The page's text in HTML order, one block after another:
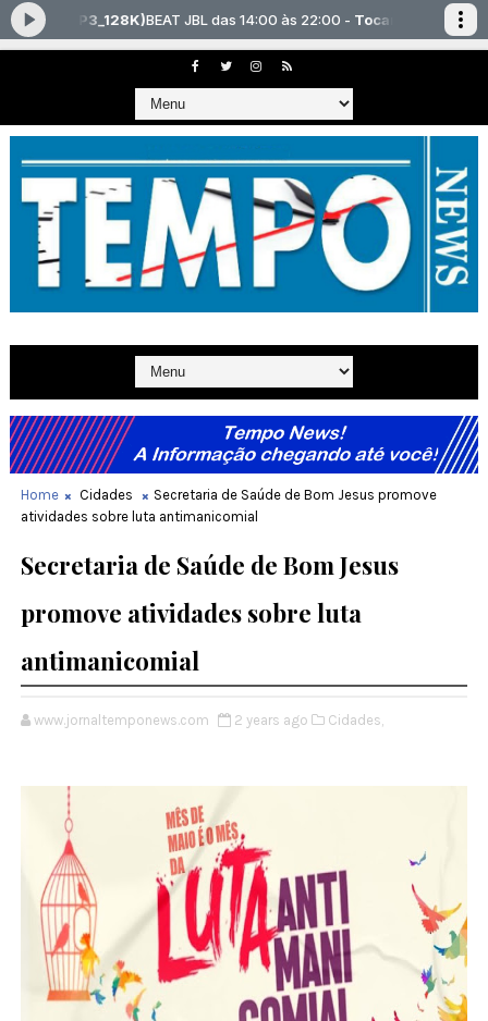
Home Cidades
Secretaria de Saúde de Bom Jesus promove
atividades sobre luta antimanicomial
Secretaria de Saúde de Bom Jesus
promove atividades sobre luta
antimanicomial
www.jornaltemponews.com 2 years ago Cidades,